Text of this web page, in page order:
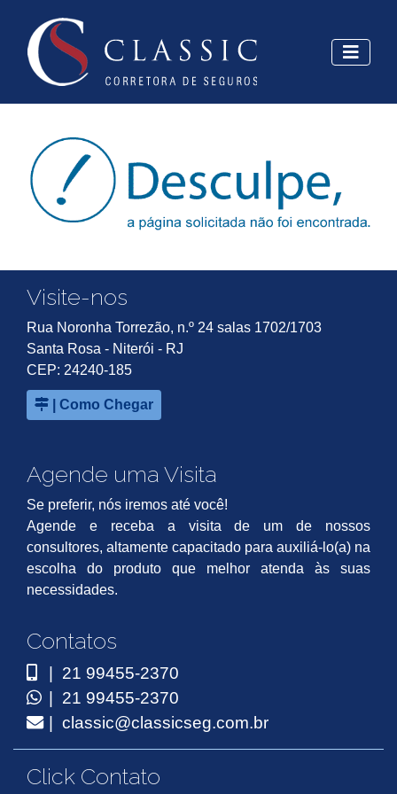
Visite-nos
Rua Noronha Torrezão, n.º 24 salas 1702/1703
Santa Rosa - Niterói - RJ
CEP: 24240-185
| Como Chegar
Agende uma Visita
Se preferir, nós iremos até você!
Agende e receba a visita de um de nossos
consultores, altamente capacitado para auxiliá-lo(a) na
escolha do produto que melhor atenda às suas
necessidades.
Contatos
| 21 99455-2370
| 21 99455-2370
| classic@classicseg.com.br
Click Contato